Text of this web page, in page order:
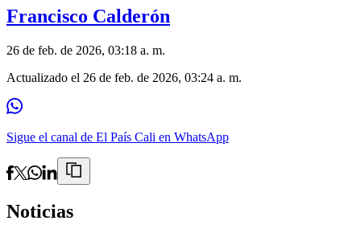
Francisco Calderón
26 de feb. de 2026, 03:18 a. m.
Actualizado el 26 de feb. de 2026, 03:24 a. m.
Sigue el canal de El País Cali en WhatsApp
Noticias